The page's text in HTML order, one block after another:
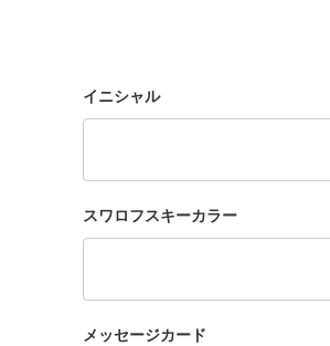
イニシャル
スワロフスキーカラー
メッセージカード